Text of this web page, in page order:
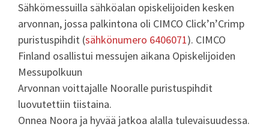
Sähkömessuilla sähköalan opiskelijoiden kesken
arvonnan, jossa palkintona oli CIMCO Click’n’Crimp
puristuspihdit (sähkönumero 6406071). CIMCO
Finland osallistui messujen aikana Opiskelijoiden
Messupolkuun
Arvonnan voittajalle Nooralle puristuspihdit
luovutettiin tiistaina.
Onnea Noora ja hyvää jatkoa alalla tulevaisuudessa.